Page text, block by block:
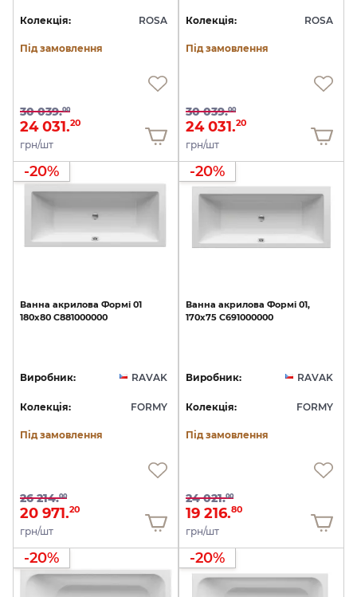
Колекція: ROSA
Під замовлення
30 039.00
24 031.20
грн/шт
Колекція: ROSA
Під замовлення
30 039.00
24 031.20
грн/шт
-20%
Ванна акрилова Формі 01
180х80 C881000000
Виробник: RAVAK
Колекція: FORMY
Під замовлення
26 214.00
20 971.20
грн/шт
-20%
Ванна акрилова Формі 01,
170х75 C691000000
Виробник: RAVAK
Колекція: FORMY
Під замовлення
24 021.00
19 216.80
грн/шт
-20% -20%